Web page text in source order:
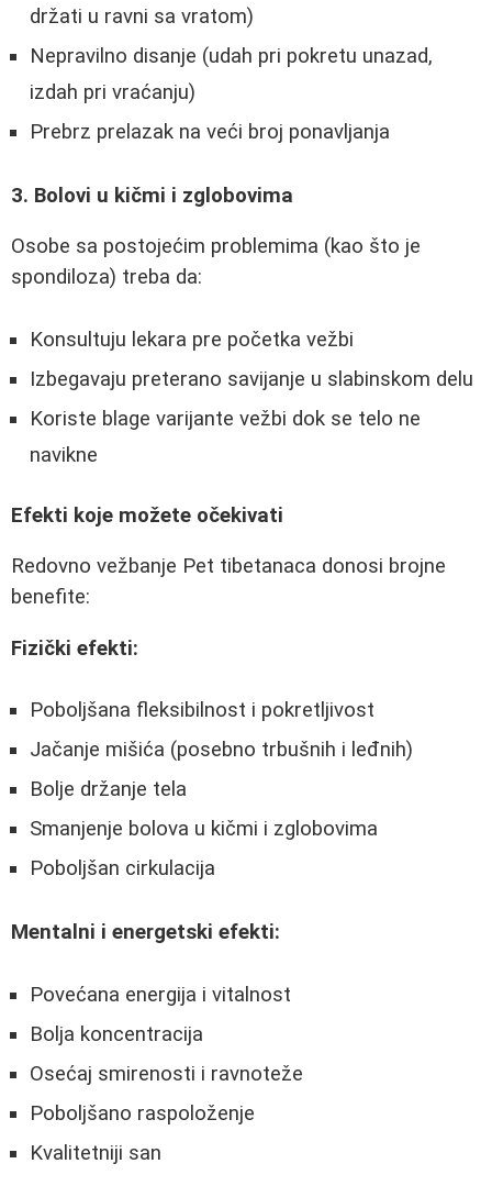
držati u ravni sa vratom)
Nepravilno disanje (udah pri pokretu unazad,
izdah pri vraćanju)
Prebrz prelazak na veći broj ponavljanja
3. Bolovi u kičmi i zglobovima
Osobe sa postojećim problemima (kao što je
spondiloza) treba da:
Konsultuju lekara pre početka vežbi
Izbegavaju preterano savijanje u slabinskom delu
Koriste blage varijante vežbi dok se telo ne
navikne
Efekti koje možete očekivati
Redovno vežbanje Pet tibetanaca donosi brojne
benefite:
Fizički efekti:
Poboljšana fleksibilnost i pokretljivost
Jačanje mišića (posebno trbušnih i leđnih)
Bolje držanje tela
Smanjenje bolova u kičmi i zglobovima
Poboljšan cirkulacija
Mentalni i energetski efekti:
Povećana energija i vitalnost
Bolja koncentracija
Osećaj smirenosti i ravnoteže
Poboljšano raspoloženje
Kvalitetniji san